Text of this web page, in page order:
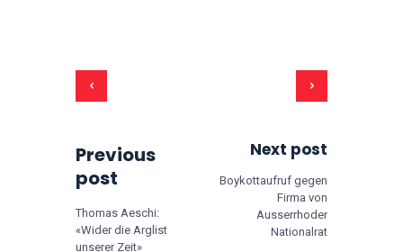
Previous
post
Thomas Aeschi:
«Wider die Arglist
unserer Zeit»
Next post
Boykottaufruf gegen
Firma von
Ausserrhoder
Nationalrat